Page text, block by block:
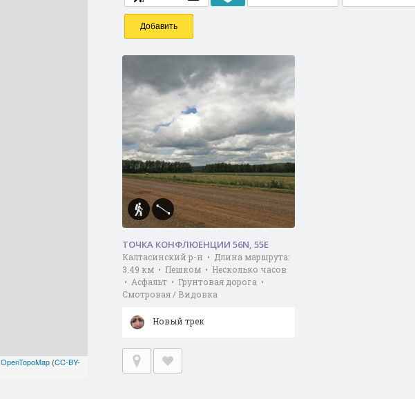
OpenTopoMap (CC-BY-
Добавить
ТОЧКА КОНФЛЮЕНЦИИ 56N, 55E
Калтасинский р-н • Длина маршрута:
3.49 км • Пешком • Несколько часов
• Асфальт • Грунтовая дорога •
Смотровая / Видовка
Новый трек